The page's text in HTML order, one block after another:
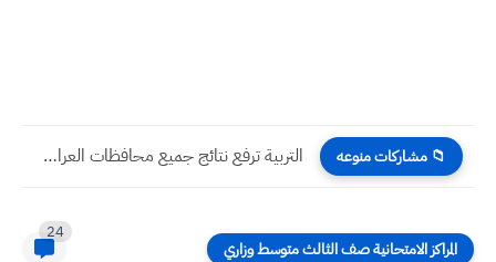
📁 مشاركات منوعه التربية ترفع نتائج جميع محافظات العراق لصفوف الثالث المتوسط 2023...
المراكز الامتحانية صف الثالث متوسط وزاري
24